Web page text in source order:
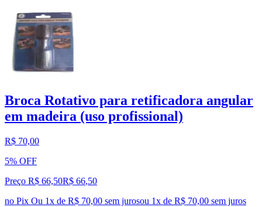
Broca Rotativo para retificadora angular
em madeira (uso profissional)
R$ 70,00
5% OFF
Preço R$ 66,50R$ 66,50
no Pix Ou 1x de R$ 70,00 sem jurosou 1x de R$ 70,00 sem juros